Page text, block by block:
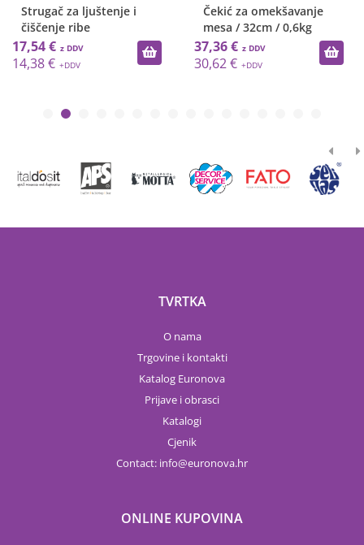
Strugač za ljuštenje i
čiščenje ribe
17,54 €
14,38 €
Čekić za omekšavanje
mesa / 32cm / 0,6kg
37,36 €
30,62 €
TVRTKA
O nama
Trgovine i kontakti
Katalog Euronova
Prijave i obrasci
Katalogi
Cjenik
Contact: info euronova.hr
ONLINE KUPOVINA